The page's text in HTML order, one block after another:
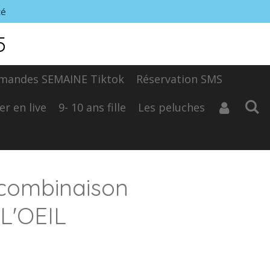
SEMAINE Tiktok
Réservation SMS
en live
9- 10 ans fille Les peluches